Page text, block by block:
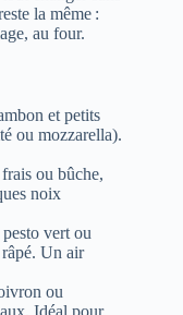
la même :
au four.
et petits
ou mozzarella).
ou bûche,
noix
vert ou
Un air
ou
Idéal pour